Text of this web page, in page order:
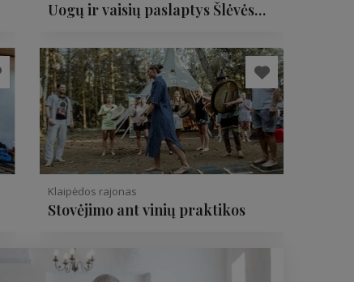
Uogų ir vaisių paslaptys Šlėvės
Klaipėdos rajonas
Stovėjimo ant vinių praktikos